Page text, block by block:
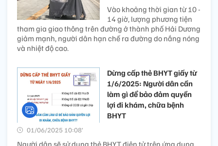
Vào khoảng thời gian từ 10 -
14 giờ, lượng phương tiện
tham gia giao thông trên đường ở thành phố Hải Dương
giảm mạnh, người dân hạn chế ra đường do nắng nóng
và nhiệt độ cao.
Dừng cấp thẻ BHYT giấy từ
1/6/2025: Người dân cần
làm gì để bảo đảm quyền
lợi đi khám, chữa bệnh
BHYT
01/06/2025 10:08’